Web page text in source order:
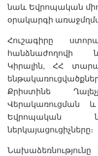
նաև Եվրոպական
օրակարգի
Հուշագիրը
հանձնաժողովի
Կիրալին, ՀՀ
Քրիստինե
Վերակառուցման
Եվրոպական
ներկայացուցիչները։